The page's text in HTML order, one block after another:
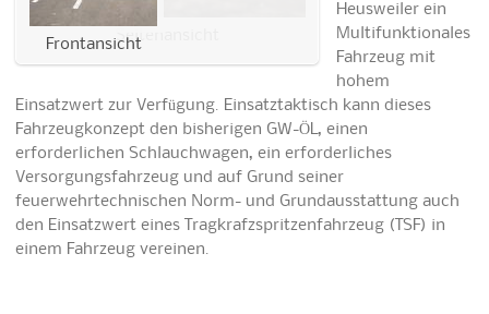
Frontansicht
Heusweiler ein
Multifunktionales
Fahrzeug mit
hohem
Einsatzwert zur Verfügung. Einsatztaktisch kann dieses
Fahrzeugkonzept den bisherigen GW-ÖL, einen
erforderlichen Schlauchwagen, ein erforderliches
Versorgungsfahrzeug und auf Grund seiner
feuerwehrtechnischen Norm- und Grundausstattung auch
den Einsatzwert eines Tragkrafzspritzenfahrzeug (TSF) in
einem Fahrzeug vereinen.